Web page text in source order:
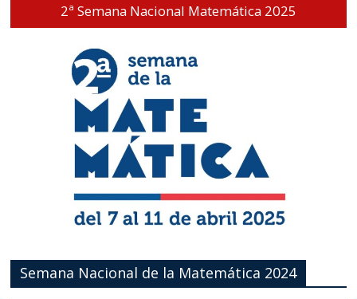
2ª Semana Nacional Matemática 2025
Semana Nacional de la Matemática 2024